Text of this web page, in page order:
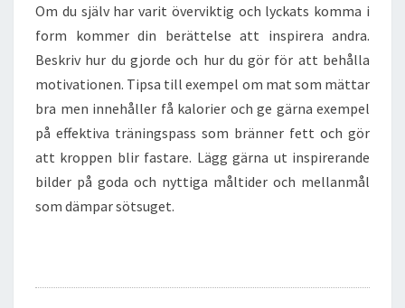
Om du själv har varit överviktig och lyckats komma i
form kommer din berättelse att inspirera andra.
Beskriv hur du gjorde och hur du gör för att behålla
motivationen. Tipsa till exempel om mat som mättar
bra men innehåller få kalorier och ge gärna exempel
på effektiva träningspass som bränner fett och gör
att kroppen blir fastare. Lägg gärna ut inspirerande
bilder på goda och nyttiga måltider och mellanmål
som dämpar sötsuget.